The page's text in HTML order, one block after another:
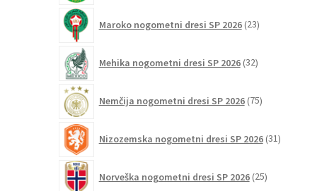
Maroko nogometni dresi SP 2026 23izdelkov
Mehika nogometni dresi SP 2026 32izdelkov
Nemčija nogometni dresi SP 2026 75izdelkov
Nizozemska nogometni dresi SP 2026 31izdelkov
Norveška nogometni dresi SP 2026 25izdelkov